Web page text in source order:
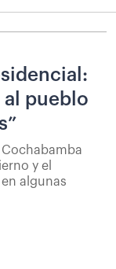
al pueblo
y el
algunas